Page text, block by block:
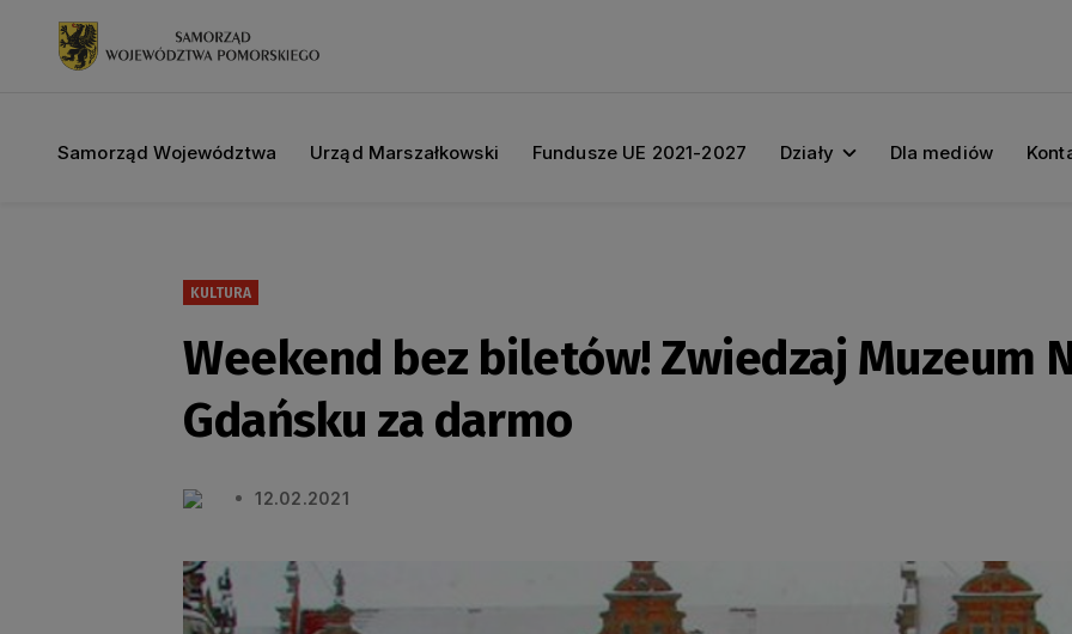
Samorząd Województwa Urząd Marszałkowski Fundusze UE 2021-2027 Działy Dla mediów
KULTURA
Weekend bez biletów! Zwiedzaj Muzeum
Gdańsku za darmo
12.02.2021